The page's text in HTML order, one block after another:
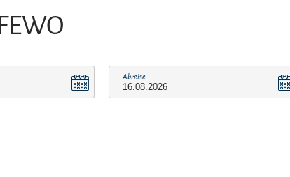
Abreise